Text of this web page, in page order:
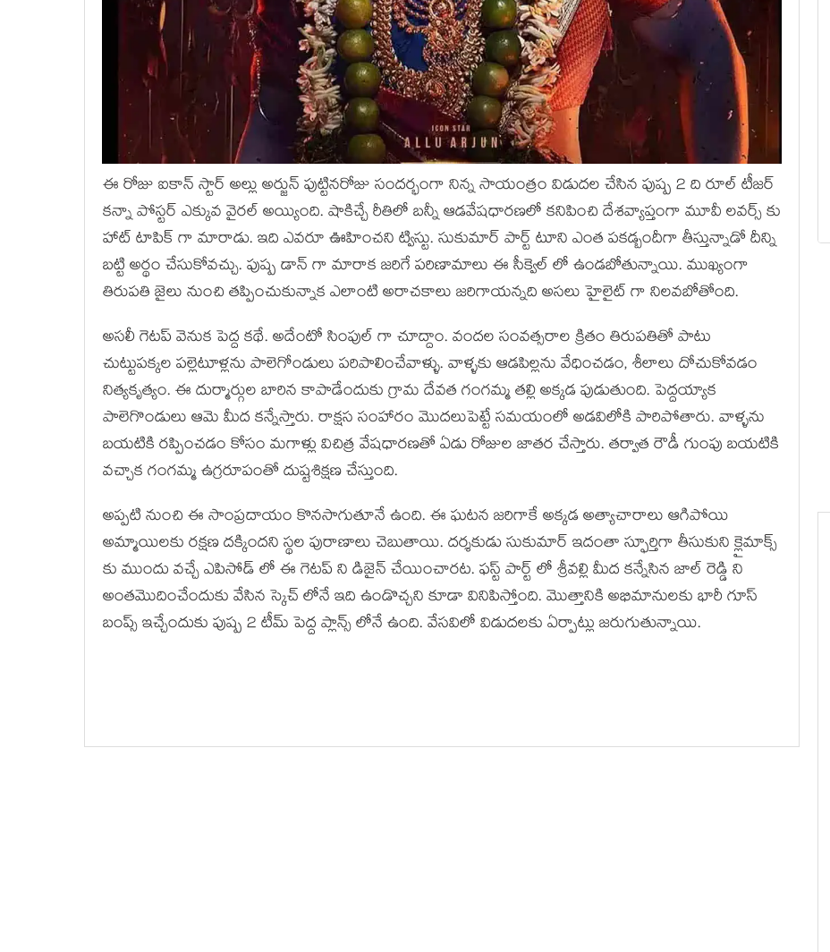
ఈ రోజు ఐకాన్ స్టార్ అల్లు అర్జున్ పుట్టినరోజు సందర్భంగా నిన్న సాయంత్రం విడుదల చేసిన పుష్ప 2 ది రూల్ టీజర్
కన్నా పోస్టర్ ఎక్కువ వైరల్ అయ్యింది. షాకిచ్చే రీతిలో బన్నీ ఆడవేషధారణలో కనిపించి దేశవ్యాప్తంగా మూవీ లవర్స్ కు
హాట్ టాపిక్ గా మారాడు. ఇది ఎవరూ ఊహించని ట్విస్టు. సుకుమార్ పార్ట్ టూని ఎంత పకడ్బందీగా తీస్తున్నాడో దీన్ని
బట్టి అర్థం చేసుకోవచ్చు. పుష్ప డాన్ గా మారాక జరిగే పరిణామాలు ఈ సీక్వెల్ లో ఉండబోతున్నాయి. ముఖ్యంగా
తిరుపతి జైలు నుంచి తప్పించుకున్నాక ఎలాంటి అరాచకాలు జరిగాయన్నది అసలు హైలైట్ గా నిలవబోతోంది.
అసలీ గెటప్ వెనుక పెద్ద కథే. అదేంటో సింపుల్ గా చూద్దాం. వందల సంవత్సరాల క్రితం తిరుపతితో పాటు
చుట్టుపక్కల పల్లెటూళ్లను పాలెగోండులు పరిపాలించేవాళ్ళు. వాళ్ళకు ఆడపిల్లను వేధించడం, శీలాలు దోచుకోవడం
నిత్యకృత్యం. ఈ దుర్మార్గుల బారిన కాపాడేందుకు గ్రామ దేవత గంగమ్మ తల్లి అక్కడ పుడుతుంది. పెద్దయ్యాక
పాలెగొండులు ఆమె మీద కన్నేస్తారు. రాక్షస సంహారం మొదలుపెట్టే సమయంలో అడవిలోకి పారిపోతారు. వాళ్ళను
బయటికి రప్పించడం కోసం మగాళ్లు విచిత్ర వేషధారణతో ఏడు రోజుల జాతర చేస్తారు. తర్వాత రౌడీ గుంపు బయటికి
వచ్చాక గంగమ్మ ఉగ్రరూపంతో దుష్టశిక్షణ చేస్తుంది.
అప్పటి నుంచి ఈ సాంప్రదాయం కొనసాగుతూనే ఉంది. ఈ ఘటన జరిగాకే అక్కడ అత్యాచారాలు ఆగిపోయి
అమ్మాయిలకు రక్షణ దక్కిందని స్థల పురాణాలు చెబుతాయి. దర్శకుడు సుకుమార్ ఇదంతా స్ఫూర్తిగా తీసుకుని క్లైమాక్స్
కు ముందు వచ్చే ఎపిసోడ్ లో ఈ గెటప్ ని డిజైన్ చేయించారట. ఫస్ట్ పార్ట్ లో శ్రీవల్లి మీద కన్నేసిన జాల్ రెడ్డి ని
అంతమొదించేందుకు వేసిన స్కెచ్ లోనే ఇది ఉండొచ్చని కూడా వినిపిస్తోంది. మొత్తానికి అభిమానులకు భారీ గూస్
బంప్స్ ఇచ్చేందుకు పుష్ప 2 టీమ్ పెద్ద ప్లాన్స్ లోనే ఉంది. వేసవిలో విడుదలకు ఏర్పాట్లు జరుగుతున్నాయి.